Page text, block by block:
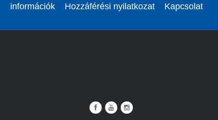
információk
Hozzáférési nyilatkozat Kapcsolat